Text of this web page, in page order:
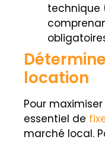
technique
location
Pour
essentiel de
marché local.